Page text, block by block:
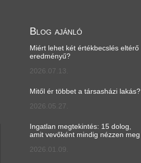
Blog ajánló
Miért lehet két értékbecslés eltérő
eredményű?
2026.07.13.
Mitől ér többet a társasházi lakás?
2026.05.27.
Ingatlan megtekintés: 15 dolog,
amit vevőként mindig nézzen meg
2026.01.09.